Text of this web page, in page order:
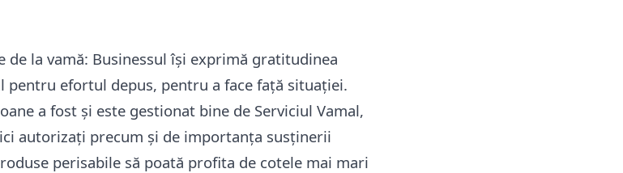
de la vamă: Businessul își exprimă gratitudinea
efortul depus, pentru a face față situației.
a fost și este gestionat bine de Serviciul Vamal,
autorizați precum și de importanța susținerii
perisabile să poată profita de cotele mai mari